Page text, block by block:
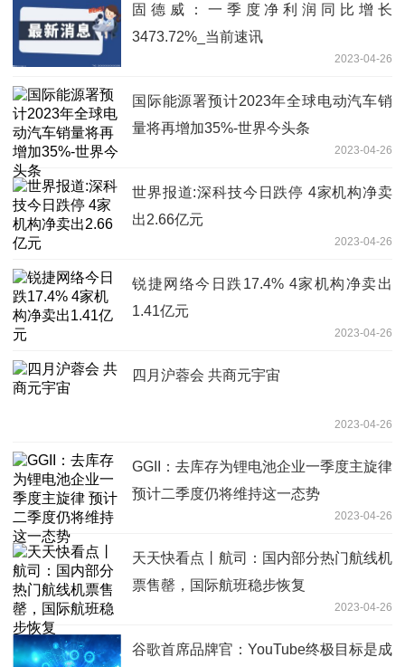
固德威：一季度净利润同比增长
3473.72%_当前速讯
2023-04-26
国际能源署预计2023年全球电动汽车销
量将再增加35%-世界今头条
2023-04-26
世界报道:深科技今日跌停 4家机构净卖
出2.66亿元
2023-04-26
锐捷网络今日跌17.4% 4家机构净卖出
1.41亿元
2023-04-26
四月沪蓉会 共商元宇宙
2023-04-26
GGII：去库存为锂电池企业一季度主旋律
预计二季度仍将维持这一态势
2023-04-26
天天快看点丨航司：国内部分热门航线机
票售罄，国际航班稳步恢复
2023-04-26
谷歌首席品牌官：YouTube终极目标是成